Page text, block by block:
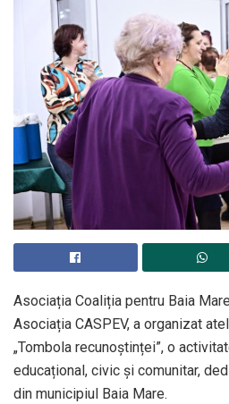
Asociația Coaliția pentru Baia
Asociația CASPEV, a organizat
„Tombola recunoștinței”, o
educațional, civic și comunitar,
din municipiul Baia Mare.